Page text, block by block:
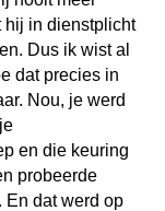
hij in dienstplicht
Dus ik wist al
dat precies in
Nou, je werd
en die keuring
probeerde
En dat werd op